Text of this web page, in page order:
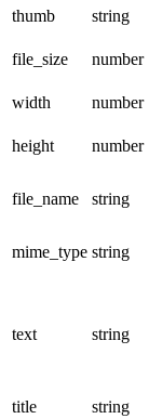
thumb
string
file_size
number
width
number
height
number
file_name string
mime_type string
text string
title
string